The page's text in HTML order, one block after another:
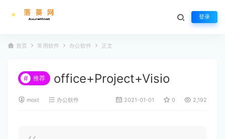
登录
首页 常用软件 办公软件 正文
# 推荐 office+Project+Visio
most 办公软件 2021-01-01 0 2,192